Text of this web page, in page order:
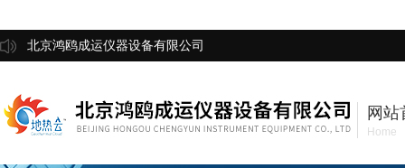
北京鸿鸥成运仪器设备有限公司
网站
Home